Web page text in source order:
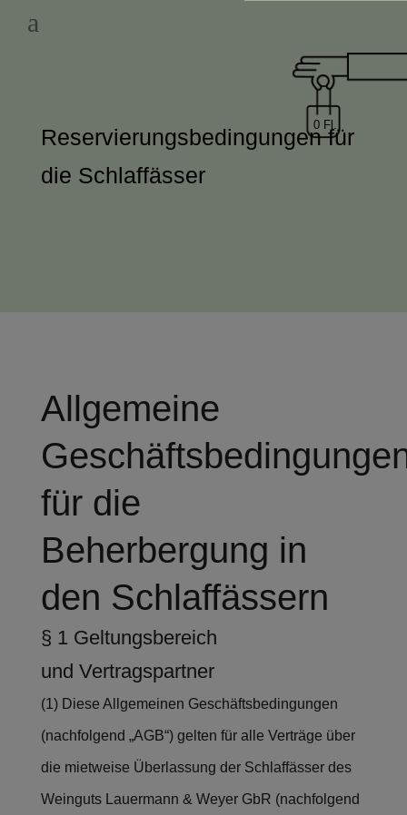
a
0 Fl.
Reservierungsbedingungen für
die Schlaffässer
Allgemeine
für die
Beherbergung in
den Schlaffässern
§ 1 Geltungsbereich
und Vertragspartner
(1) Diese Allgemeinen Geschäftsbedingungen
(nachfolgend „AGB“) gelten für alle Verträge über
die mietweise Überlassung der Schlaffässer des
Weinguts Lauermann & Weyer GbR (nachfolgend